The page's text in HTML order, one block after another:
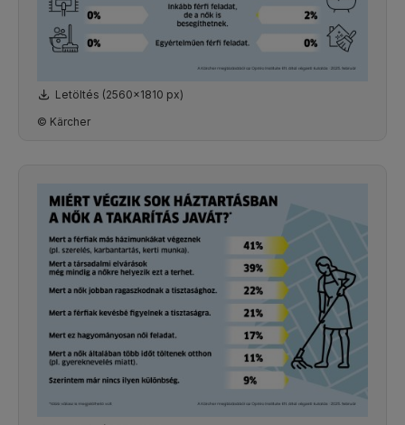
Letöltés (2560x1810 px)
© Kärcher